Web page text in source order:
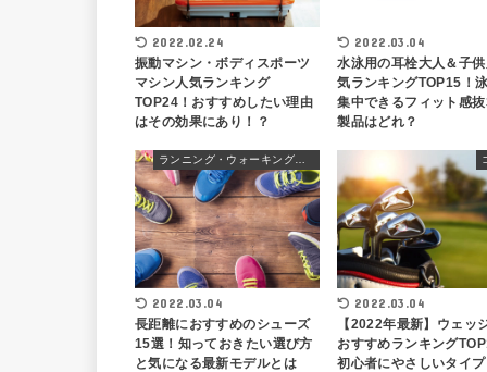
2022.02.24
振動マシン・ボディスポーツ
マシン人気ランキング
TOP24！おすすめしたい理由
はその効果にあり！？
2022.03.04
水泳用の耳栓大人＆子
気ランキングTOP15！
集中できるフィット感
製品はどれ？
ランニング・ウォーキングシューズ
2022.03.04
長距離におすすめのシューズ
15選！知っておきたい選び方
と気になる最新モデルとは
2022.03.04
【2022年最新】ウェッ
おすすめランキング
初心者にやさしいタイ